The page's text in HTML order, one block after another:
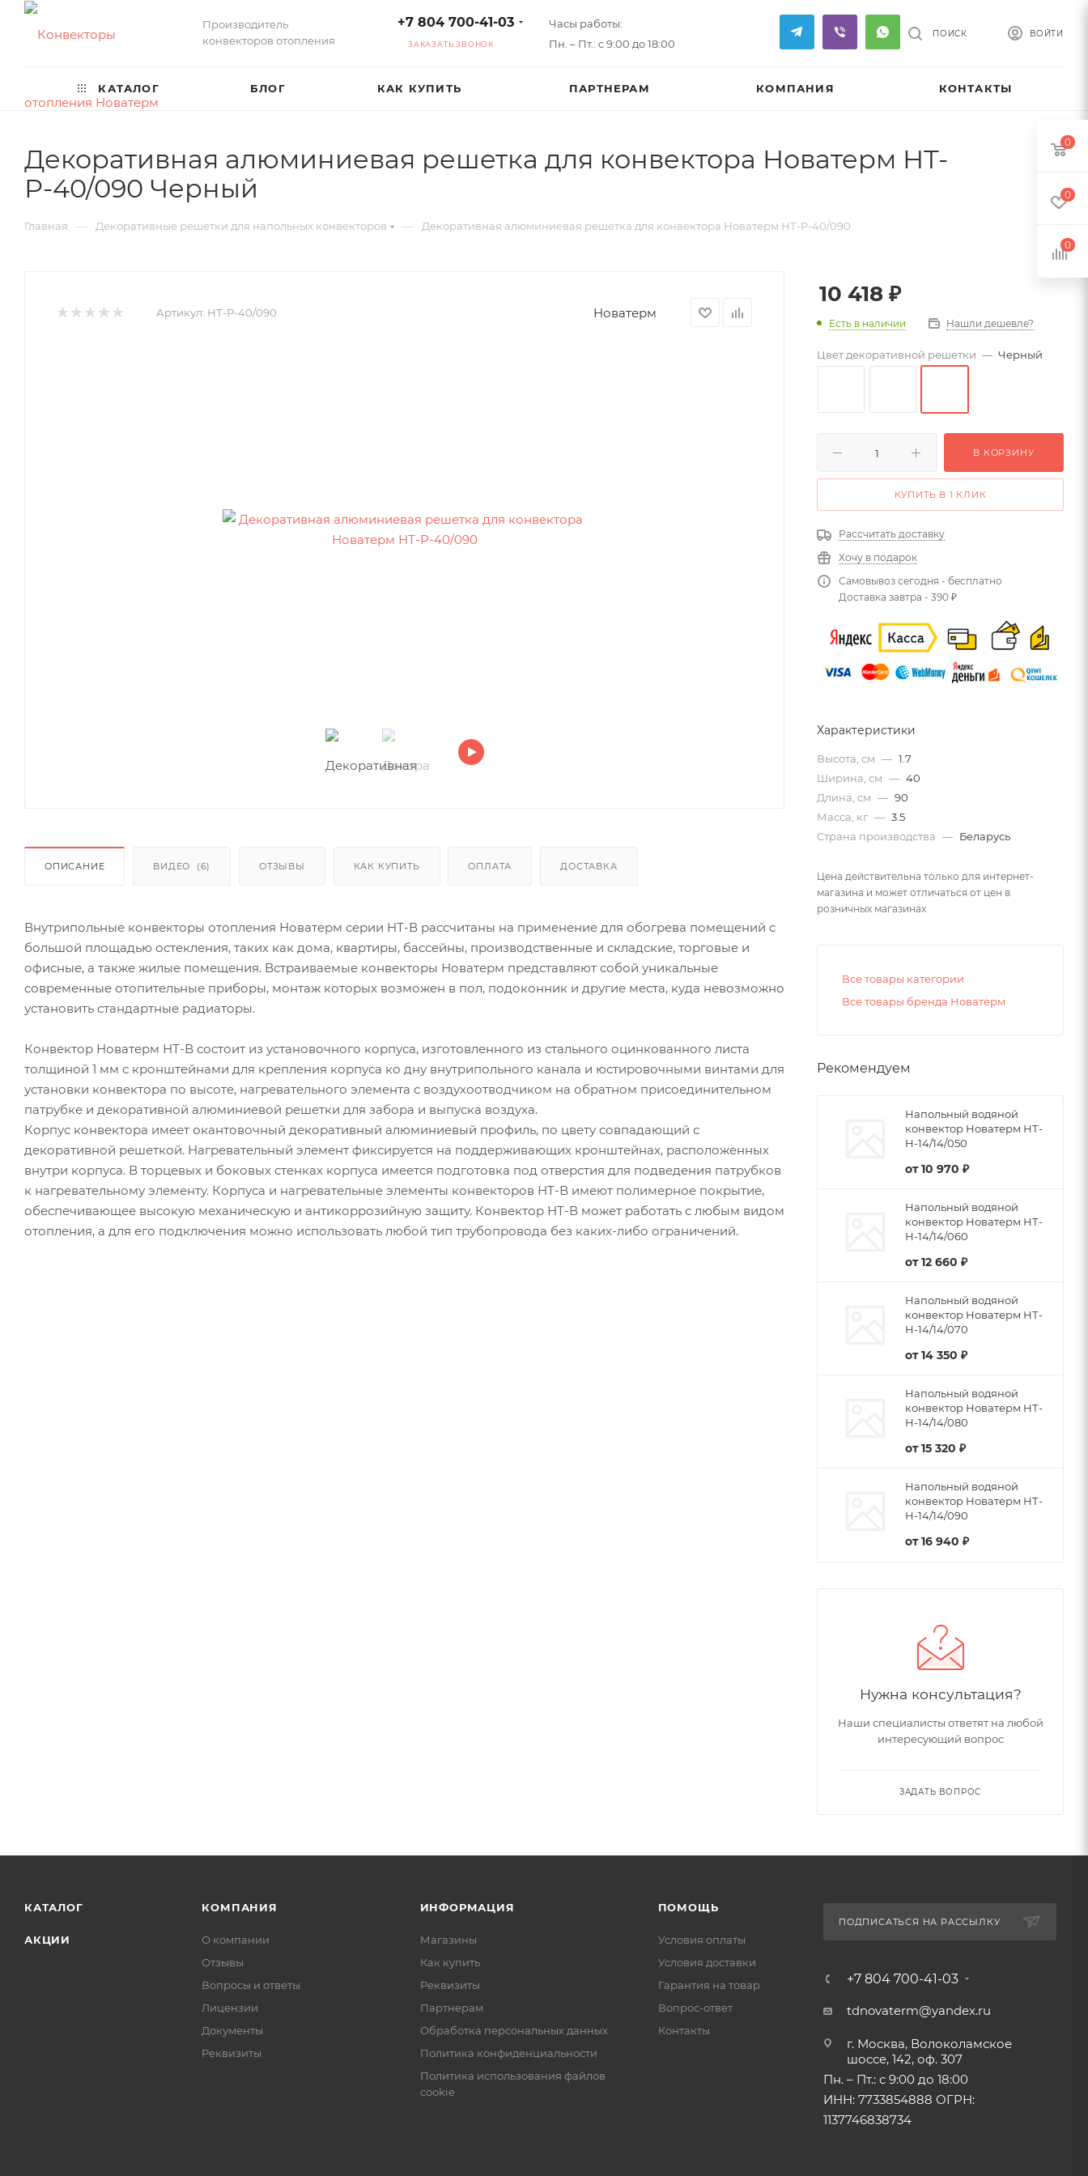
Производитель
конвекторов отопления
+7 804 700-41-03
ЗАКАЗАТЬ ЗВОНОК
Часы работы:
Пн. – Пт.: с 9:00 до 18:00
ВОЙТИ
ПОИСК
КАТАЛОГ БЛОГ КАК КУПИТЬ ПАРТНЕРАМ КОМПАНИЯ КОНТАКТЫ
Декоративная алюминиевая решетка для конвектора Новатерм НТ-
Р-40/090 Черный
Главная — Декоративные решетки для напольных конвекторов — Декоративная алюминиевая решетка для конвектора Новатерм НТ-Р-40/090
Артикул: НТ-Р-40/090 Новатерм
ОПИСАНИЕ ВИДЕО (6) ОТЗЫВЫ КАК КУПИТЬ ОПЛАТА ДОСТАВКА
Внутрипольные конвекторы отопления Новатерм серии НТ-В рассчитаны на применение для обогрева помещений с
большой площадью остекления, таких как дома, квартиры, бассейны, производственные и складские, торговые и
офисные, а также жилые помещения. Встраиваемые конвекторы Новатерм представляют собой уникальные
современные отопительные приборы, монтаж которых возможен в пол, подоконник и другие места, куда невозможно
установить стандартные радиаторы.
Конвектор Новатерм НТ-В состоит из установочного корпуса, изготовленного из стального оцинкованного листа
толщиной 1 мм с кронштейнами для крепления корпуса ко дну внутрипольного канала и юстировочными винтами для
установки конвектора по высоте, нагревательного элемента с воздухоотводчиком на обратном присоединительном
патрубке и декоративной алюминиевой решетки для забора и выпуска воздуха.
Корпус конвектора имеет окантовочный декоративный алюминиевый профиль, по цвету совпадающий с
декоративной решеткой. Нагревательный элемент фиксируется на поддерживающих кронштейнах, расположенных
внутри корпуса. В торцевых и боковых стенках корпуса имеется подготовка под отверстия для подведения патрубков
к нагревательному элементу. Корпуса и нагревательные элементы конвекторов НТ-В имеют полимерное покрытие,
обеспечивающее высокую механическую и антикоррозийную защиту. Конвектор НТ-В может работать с любым видом
отопления, а для его подключения можно использовать любой тип трубопровода без каких-либо ограничений.
10 418 ₽
Есть в наличии Нашли дешевле?
Цвет декоративной решетки — Черный
В КОРЗИНУ
КУПИТЬ В 1 КЛИК
Рассчитать доставку
Хочу в подарок
Самовывоз сегодня - бесплатно
Доставка завтра - 390 ₽
Характеристики
Высота, см — 1.7
Ширина, см — 40
Длина, см — 90
Масса, кг — 3.5
Страна производства — Беларусь
Цена действительна только для интернет-
магазина и может отличаться от цен в
розничных магазинах
Все товары категории
Все товары бренда Новатерм
Рекомендуем
Напольный водяной
конвектор Новатерм НТ-
Н-14/14/050
от10 970 ₽
Напольный водяной
конвектор Новатерм НТ-
Н-14/14/060
от12 660 ₽
Напольный водяной
конвектор Новатерм НТ-
Н-14/14/070
от14 350 ₽
Напольный водяной
конвектор Новатерм НТ-
Н-14/14/080
от15 320 ₽
Напольный водяной
конвектор Новатерм НТ-
Н-14/14/090
от16 940 ₽
Нужна консультация?
Наши специалисты ответят на любой
интересующий вопрос
ЗАДАТЬ ВОПРОС
КАТАЛОГ
АКЦИИ
КОМПАНИЯ
О компании
Отзывы
Вопросы и ответы
Лицензии
Документы
Реквизиты
ИНФОРМАЦИЯ
Магазины
Как купить
Реквизиты
Партнерам
Обработка персональных данных
Политика конфиденциальности
Политика использования файлов
cookie
ПОМОЩЬ
Условия оплаты
Условия доставки
Гарантия на товар
Вопрос-ответ
Контакты
ПОДПИСАТЬСЯ НА РАССЫЛКУ
+7 804 700-41-03
tdnovaterm@yandex.ru
г. Москва, Волоколамское
шоссе, 142, оф. 307
Пн. – Пт.: с 9:00 до 18:00
ИНН: 7733854888 ОГРН:
1137746838734
0
0
0